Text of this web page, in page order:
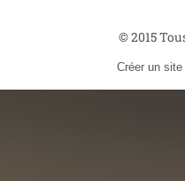
© 2015
Créer un